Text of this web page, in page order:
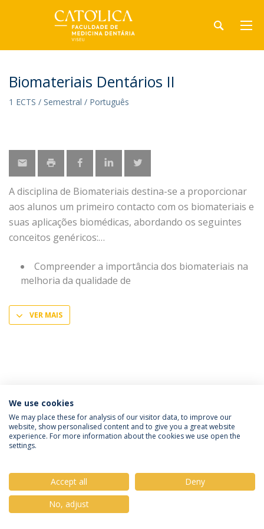
Biomateriais Dentários II
1 ECTS / Semestral / Português
A disciplina de Biomateriais destina-se a proporcionar
aos alunos um primeiro contacto com os biomateriais e
suas aplicações biomédicas, abordando os seguintes
conceitos genéricos:
Compreender a importância dos biomateriais na
melhoria da qualidade de
VER MAIS
Política de Privacidade
Termos & Condições
Direitos do Titular dos Dados
© 2026 Universidade Católica Portuguesa
We use cookies
We may place these for analysis of our visitor data, to improve our
website, show personalised content and to give you a great website
experience. For more information about the cookies we use open the
settings.
Accept all
Deny
No, adjust